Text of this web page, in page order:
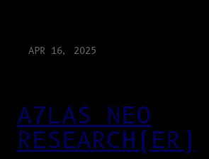
APR 16, 2025
A7LAS NEO
RESEARCH(ER)